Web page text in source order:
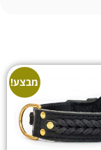
מבצע!